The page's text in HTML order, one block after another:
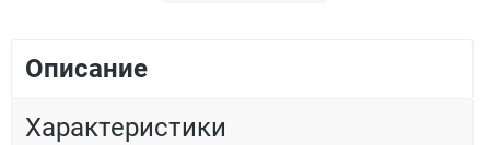
Описание
Характеристики